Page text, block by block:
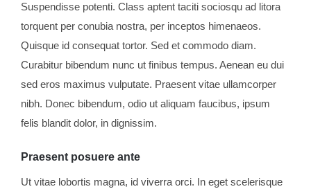
Suspendisse potenti. Class aptent taciti sociosqu ad litora
torquent per conubia nostra, per inceptos himenaeos.
Quisque id consequat tortor. Sed et commodo diam.
Curabitur bibendum nunc ut finibus tempus. Aenean eu dui
sed eros maximus vulputate. Praesent vitae ullamcorper
nibh. Donec bibendum, odio ut aliquam faucibus, ipsum
felis blandit dolor, in dignissim.
Praesent posuere ante
Ut vitae lobortis magna, id viverra orci. In eget scelerisque